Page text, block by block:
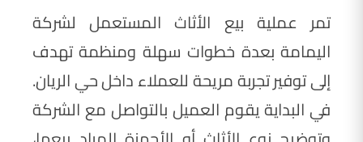
تمر عملية بيع الأثاث المستعمل لشركة
اليمامة بعدة خطوات سهلة ومنظمة تهدف
إلى توفير تجربة مريحة للعملاء داخل حي الريان.
في البداية يقوم العميل بالتواصل مع الشركة